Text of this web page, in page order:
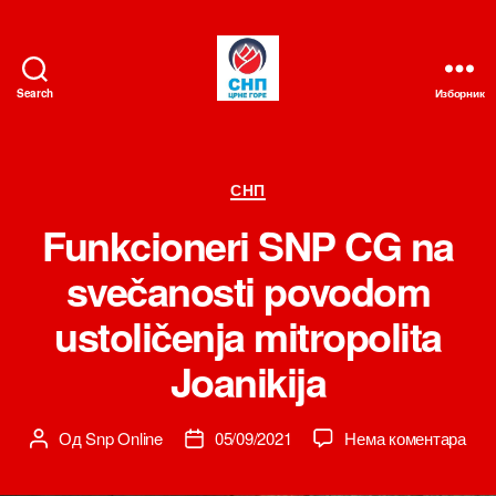
Search Изборник
Категорије
СНП
Funkcioneri SNP CG na
svečanosti povodom
ustoličenja mitropolita
Joanikija
Аутор
ОдSnp Online
Датум05/09/2021 Нема коментарана